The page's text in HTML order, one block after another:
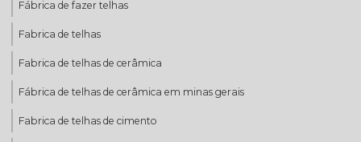
Fábrica de fazer telhas
Fabrica de telhas
Fabrica de telhas de cerâmica
Fábrica de telhas de cerâmica em minas gerais
Fabrica de telhas de cimento